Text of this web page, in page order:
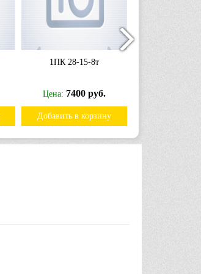
1ПК 28-15-8т
Цена: 7400 руб.
Добавить в корзину